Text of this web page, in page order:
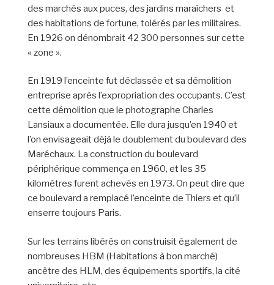
des marchés aux puces, des jardins maraîchers et
des habitations de fortune, tolérés par les militaires.
En 1926 on dénombrait 42 300 personnes sur cette
« zone ».
En 1919 l’enceinte fut déclassée et sa démolition
entreprise après l’expropriation des occupants. C’est
cette démolition que le photographe Charles
Lansiaux a documentée. Elle dura jusqu’en 1940 et
l’on envisageait déjà le doublement du boulevard des
Maréchaux. La construction du boulevard
périphérique commença en 1960, et les 35
kilomètres furent achevés en 1973. On peut dire que
ce boulevard a remplacé l’enceinte de Thiers et qu’il
enserre toujours Paris.
Sur les terrains libérés on construisit également de
nombreuses HBM (Habitations à bon marché)
ancêtre des HLM, des équipements sportifs, la cité